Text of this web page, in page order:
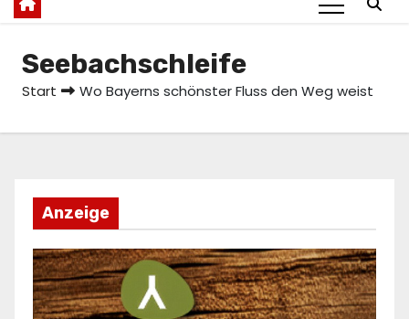
Seebachschleife
Start Wo Bayerns schönster Fluss den Weg weist
Anzeige